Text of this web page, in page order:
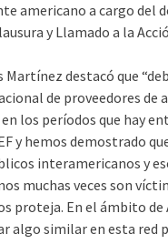
americano a cargo del
y Llamado a la
destacó que
de proveedores de
los períodos que hay
y hemos demostrado
interamericanos y
muchas veces son
proteja. En el ámbito
algo similar en esta red